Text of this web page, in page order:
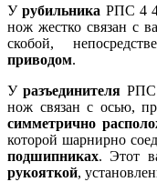
Урубильника РПС 4
нож жестко связан с
скобой,
приводом.
Уразъединителя РПС
нож связан с осью,
симметрично
которой шарнирно
подшипниках. Этот
рукояткой,